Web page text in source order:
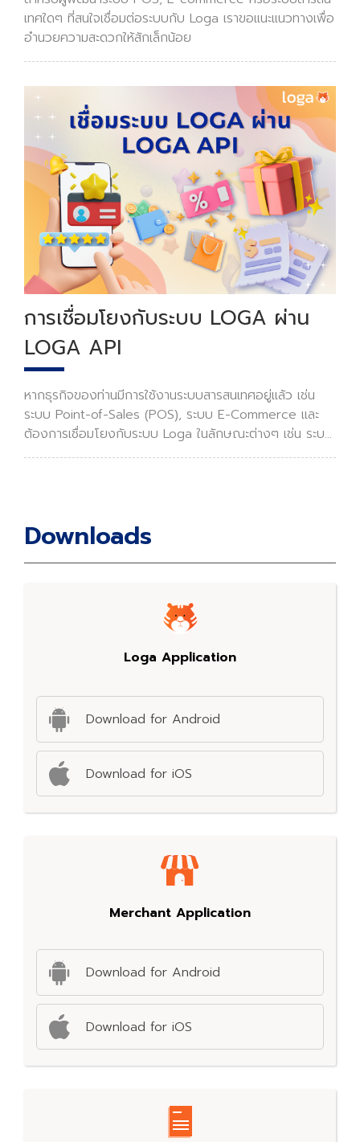
เทศใดๆ ที่สนใจเชื่อมต่อระบบกับ Loga เราขอแนะแนวทางเพื่อ
อำนวยความสะดวกให้สักเล็กน้อย
การเชื่อมโยงกับระบบ LOGA ผ่าน
LOGA API
หากธุรกิจของท่านมีการใช้งานระบบสารสนเทศอยู่แล้ว เช่น
ระบบ Point-of-Sales (POS), ระบบ E-Commerce และ
ต้องการเชื่อมโยงกับระบบ Loga ในลักษณะต่างๆ เช่น ระบบ
POS เมื่อมีการชำระเงินค่าสินค้าและบริการแล้ว ให้เพิ่มแต้ม
Downloads
Loga Application
Download for Android
Download for iOS
Merchant Application
Download for Android
Download for iOS